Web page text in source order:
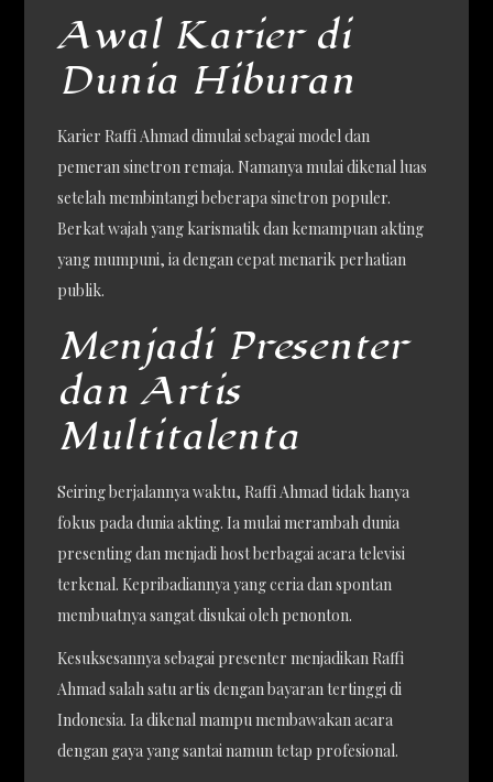
Awal Karier di
Dunia Hiburan
Karier Raffi Ahmad dimulai sebagai model dan
pemeran sinetron remaja. Namanya mulai dikenal luas
setelah membintangi beberapa sinetron populer.
Berkat wajah yang karismatik dan kemampuan akting
yang mumpuni, ia dengan cepat menarik perhatian
publik.
Menjadi Presenter
dan Artis
Multitalenta
Seiring berjalannya waktu, Raffi Ahmad tidak hanya
fokus pada dunia akting. Ia mulai merambah dunia
presenting dan menjadi host berbagai acara televisi
terkenal. Kepribadiannya yang ceria dan spontan
membuatnya sangat disukai oleh penonton.
Kesuksesannya sebagai presenter menjadikan Raffi
Ahmad salah satu artis dengan bayaran tertinggi di
Indonesia. Ia dikenal mampu membawakan acara
dengan gaya yang santai namun tetap profesional.